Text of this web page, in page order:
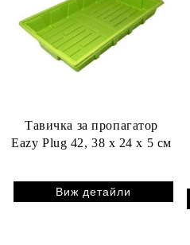
Тавичка за пропагатор
Eazy Plug 42, 38 x 24 x 5 см
Виж детайли